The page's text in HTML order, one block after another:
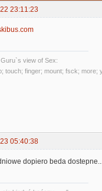
23:11:23
view of Sex:
touch; finger; mount; fsck; more;
05:40:38
dopiero beda